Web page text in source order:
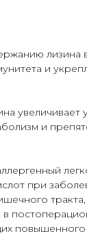
лизина
и
увеличивает
и
при
в